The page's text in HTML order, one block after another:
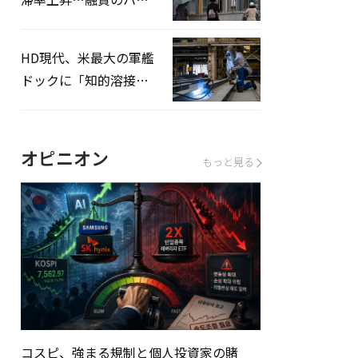
HD現代、米最大の軍艦
ドックに「知的溶接」
オピニオン もっと見る
コスピ、強まる規制と個人投資家の賭